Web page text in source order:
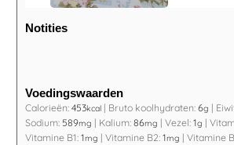
Notities
Voedingswaarden
Calorieën:453kcal | Bruto koolhydraten:6g |
Sodium: 589mg | Kalium:86mg |Vezel:1g |
Vitamine B1:1mg |Vitamine B2:1mg |Vitamine